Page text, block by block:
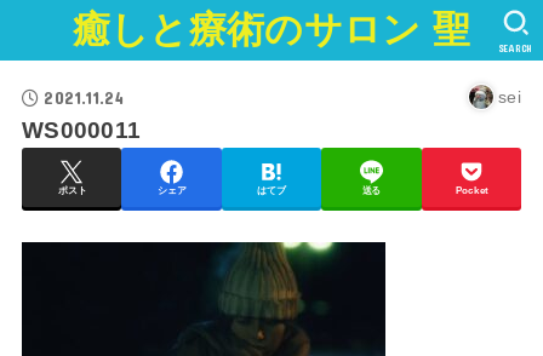
癒しと療術のサロン 聖 SEARCH
2021.11.24 sei
WS000011
ポスト シェア はてブ 送る Pocket